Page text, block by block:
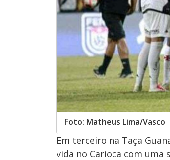
Foto: Matheus Lima/Vasco
Em terceiro na Taça
vida no Carioca com uma